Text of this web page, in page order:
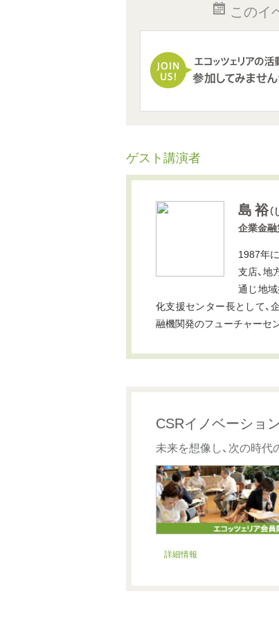
このイ
ゲスト講演者
島 裕（
企業金
1987年
支店、地
通じ地
化支援センター長として、
融機関発のフューチャーセ
CSRイノベーショ
未来を想像し、次の時代
詳細情報